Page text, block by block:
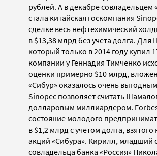
рублей. А в декабре совладельцем
стала китайская госкомпания
сделке весь нефтехимический
в $13,38 млрд без учета долга.
который только в 2014 году купил
компании у Геннадия Тимченко
оценки примерно $10 млрд,
«Сибур» оказалось очень
Sinopec позволяет считать
долларовым миллиардером.
состояние молодого
в $1,2 млрд с учетом долга, взятого
акций «Сибура». Кирилл, младший
совладельца банка «Россия»